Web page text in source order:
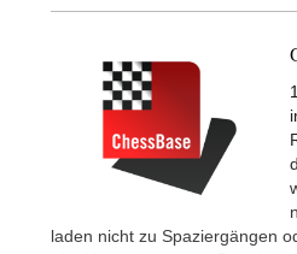
laden nicht zu Spaziergängen